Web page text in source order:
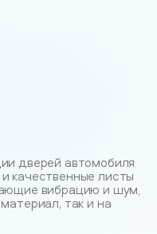
дверей автомобиля
качественные листы
вибрацию и шум,
так и на